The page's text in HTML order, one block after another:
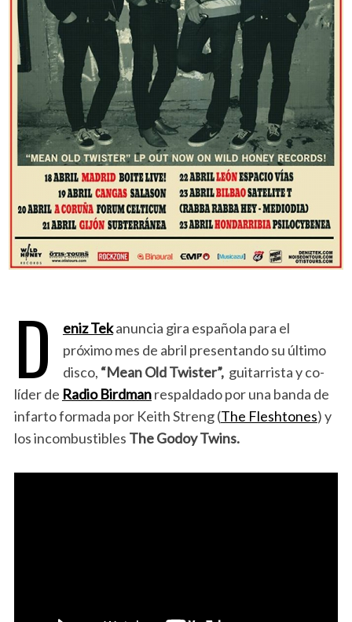
D eniz Tekanuncia gira española para el
próximo mes de abril presentando su último
disco, “Mean Old Twister”, guitarrista y co-
líder de Radio Birdmanrespaldado por una banda de
infarto formada por Keith Streng (The Fleshtones) y
los incombustibles The Godoy Twins.